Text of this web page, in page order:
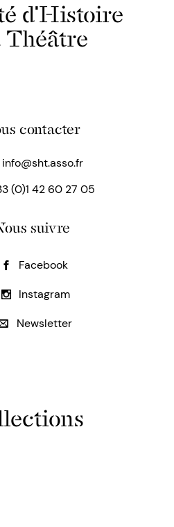
d'Histoire
Théâtre
contacter
info@sht.asso.fr
(0)1 42 60 27 05
suivre
Facebook
Instagram
Newsletter